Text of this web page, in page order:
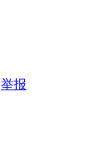
举报